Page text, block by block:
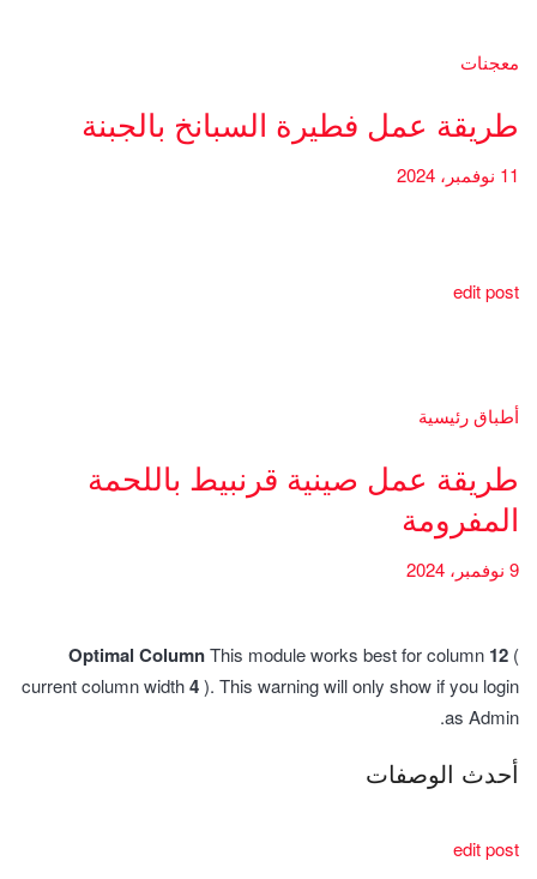
معجنات
طريقة عمل فطيرة السبانخ بالجبنة
11 نوفمبر، 2024
edit post
أطباق رئيسية
طريقة عمل صينية قرنبيط باللحمة
المفرومة
9 نوفمبر، 2024
Optimal ColumnThis module works best for column 12 (
current column width4). This warning will only show if you login
as Admin.
أحدث الوصفات
edit post